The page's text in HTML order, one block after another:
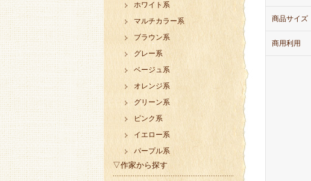
商品サイズ
商用利用
ホワイト系
マルチカラー系
ブラウン系
グレー系
ベージュ系
オレンジ系
グリーン系
ピンク系
イエロー系
パープル系
▽作家から探す